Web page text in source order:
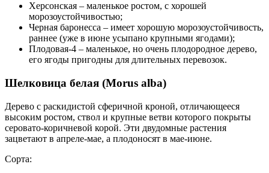
Херсонская – маленькое ростом, с хорошей
морозоустойчивостью;
Черная баронесса – имеет хорошую морозоустойчивость,
раннее (уже в июне усыпано крупными ягодами);
Плодовая-4 – маленькое, но очень плодородное дерево,
его ягоды пригодны для длительных перевозок.
Шелковица белая (Morus alba)
Дерево с раскидистой сферичной кроной, отличающееся
высоким ростом, ствол и крупные ветви которого покрыты
серовато-коричневой корой. Эти двудомные растения
зацветают в апреле-мае, а плодоносят в мае-июне.
Сорта: